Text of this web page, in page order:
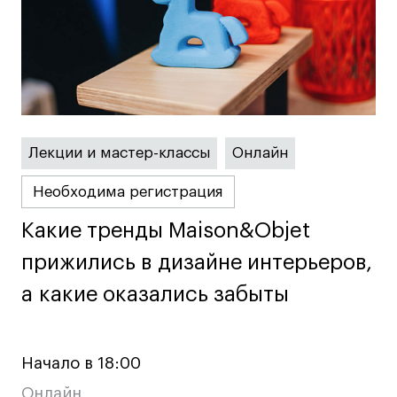
Ассоциация выпускников
Центр карьеры
Живые проекты
Конкурсы
Участие в выставках
Летние стажировки
Лекции и мастер-классы Онлайн
Необходима регистрация
Какие тренды Maison&Objet
прижились в дизайне интерьеров,
а какие оказались забыты
Какие тренды Maison&Objet
прижились в дизайне интерьеров,
а какие оказались забыты
Начало в 18:00
Онлайн